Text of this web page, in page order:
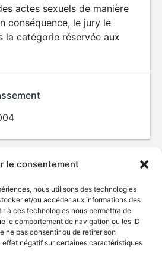
le consentement
nous utilisons des technologies
et/ou accéder aux informations des
à ces technologies nous permettra de
le comportement de navigation ou les ID
ne pas consentir ou de retirer son
négatif sur certaines caractéristiques
EXPLICITE
actes sexuels de manière
conséquence, le jury le
la catégorie réservée aux